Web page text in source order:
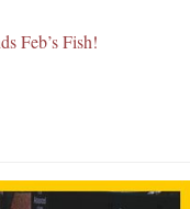
Feb’s Fish!